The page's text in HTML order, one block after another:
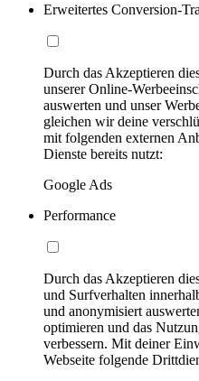
Erweitertes Conversion-
Durch das Akzeptieren
unserer Online-
auswerten und unser
gleichen wir deine
mit folgenden externen
Dienste bereits nutzt:
Google Ads
Performance
Durch das Akzeptieren
und Surfverhalten
und anonymisiert
optimieren und das
verbessern. Mit deiner
Webseite folgende